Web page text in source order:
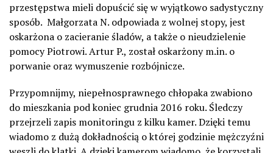
przestępstwa mieli dopuścić się w wyjątkowo sadystyczny
sposób. Małgorzata N. odpowiada z wolnej stopy, jest
oskarżona o zacieranie śladów, a także o nieudzielenie
pomocy Piotrowi. Artur P., został oskarżony m.in. o
porwanie oraz wymuszenie rozbójnicze.
Przypomnijmy, niepełnosprawnego chłopaka zwabiono
do mieszkania pod koniec grudnia 2016 roku. Śledczy
przejrzeli zapis monitoringu z kilku kamer. Dzięki temu
wiadomo z dużą dokładnością o której godzinie mężczyźni